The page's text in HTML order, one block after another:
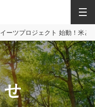
ーツプロジェクト 始動！米ど
せ